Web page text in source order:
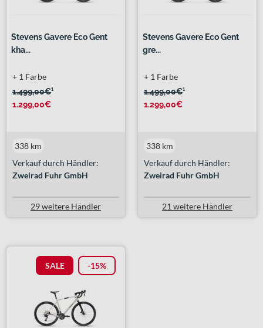
Stevens Gavere Eco Gent
kha...
1.499,00€¹
1.299,00€
+ 1 Farbe
Verkauf durch Händler:
Zweirad Fuhr GmbH
338 km
29 weitere Händler
Stevens Gavere Eco Gent
gre...
1.499,00€¹
1.299,00€
+ 1 Farbe
Verkauf durch Händler:
Zweirad Fuhr GmbH
338 km
21 weitere Händler
SALE -15%